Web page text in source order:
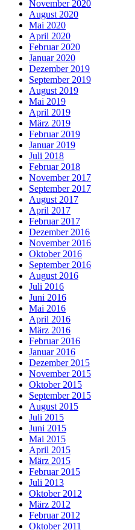
November 2020
August 2020
Mai 2020
April 2020
Februar 2020
Januar 2020
Dezember 2019
September 2019
August 2019
Mai 2019
April 2019
März 2019
Februar 2019
Januar 2019
Juli 2018
Februar 2018
November 2017
September 2017
August 2017
April 2017
Februar 2017
Dezember 2016
November 2016
Oktober 2016
September 2016
August 2016
Juli 2016
Juni 2016
Mai 2016
April 2016
März 2016
Februar 2016
Januar 2016
Dezember 2015
November 2015
Oktober 2015
September 2015
August 2015
Juli 2015
Juni 2015
Mai 2015
April 2015
März 2015
Februar 2015
Juli 2013
Oktober 2012
März 2012
Februar 2012
Oktober 2011